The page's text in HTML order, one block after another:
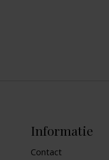
Informatie
Contact